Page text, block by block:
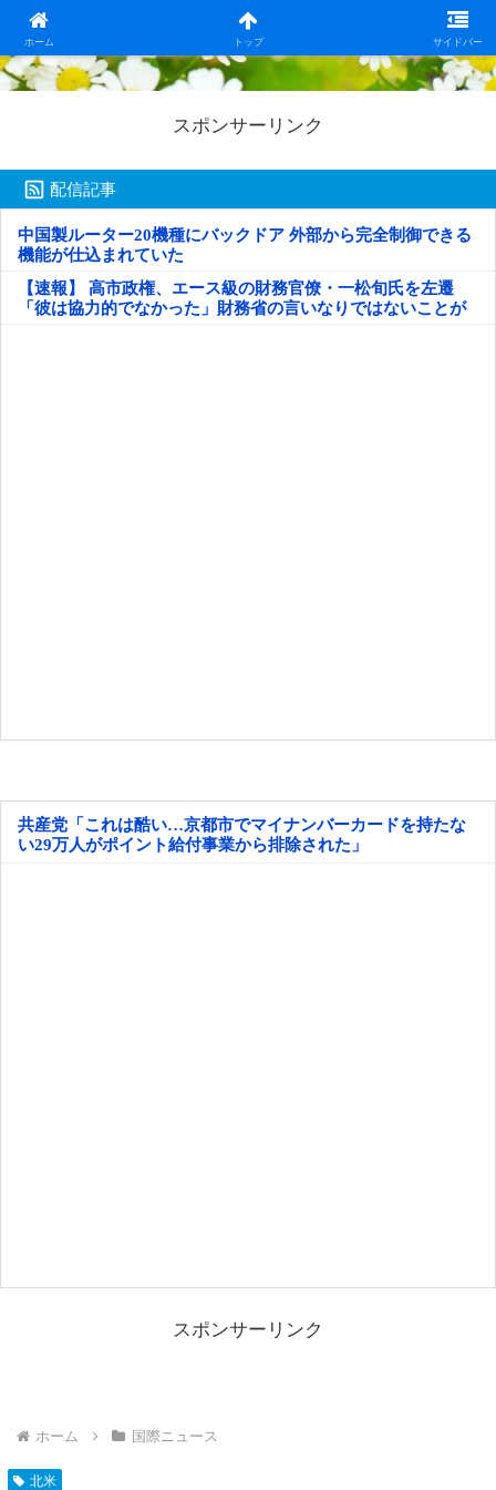
ホーム トップ サイドバー
日本第一！ニュース録
スポンサーリンク
配信記事
中国製ルーター20機種にバックドア 外部から完全制御できる
機能が仕込まれていた
【速報】 高市政権、エース級の財務官僚・一松旬氏を左遷
「彼は協力的でなかった」財務省の言いなりではないことが
判明
共産党「これは酷い…京都市でマイナンバーカードを持たな
い29万人がポイント給付事業から排除された」
スポンサーリンク
ホーム 国際ニュース
北米